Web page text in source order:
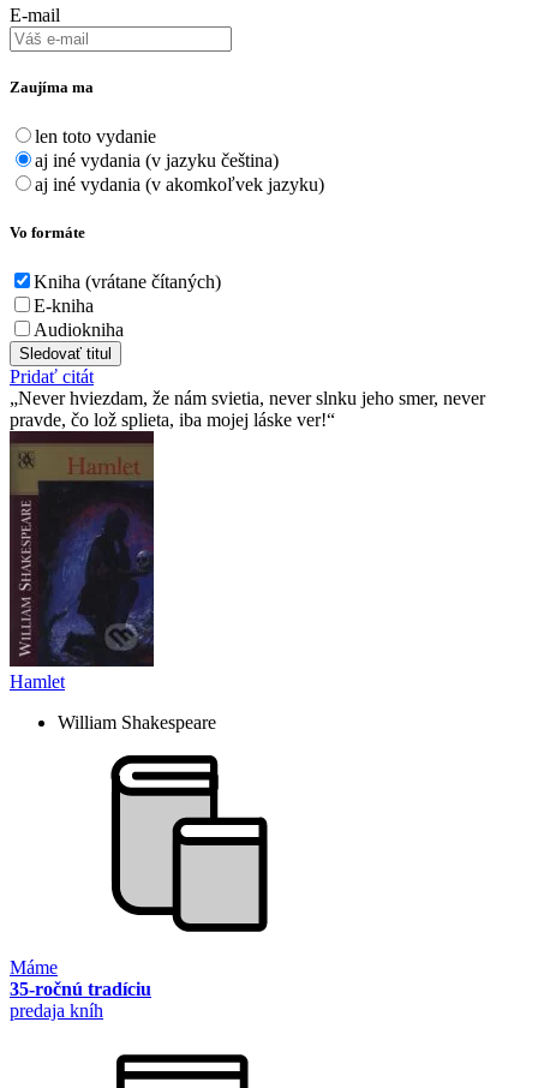
E-mail
Zaujíma ma
len toto vydanie
aj iné vydania (v jazyku čeština)
aj iné vydania (v akomkoľvek jazyku)
Vo formáte
Kniha (vrátane čítaných)
E-kniha
Audiokniha
Sledovať titul
Pridať citát
Never hviezdam, že nám svietia, never slnku jeho smer, never
pravde, čo lož splieta, iba mojej láske ver!
Hamlet
William Shakespeare
Máme
35-ročnú tradíciu
predaja kníh